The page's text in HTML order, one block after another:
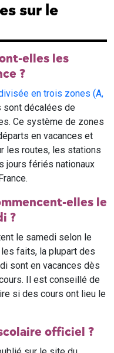
sur le
elles les
?
en trois zones (A,
sont décalées de
Ce système de zones
en vacances et
les routes, les stations
jours fériés nationaux
elles le
?
le samedi selon le
faits, la plupart des
sont en vacances dès
Il est conseillé de
si des cours ont lieu le
officiel ?